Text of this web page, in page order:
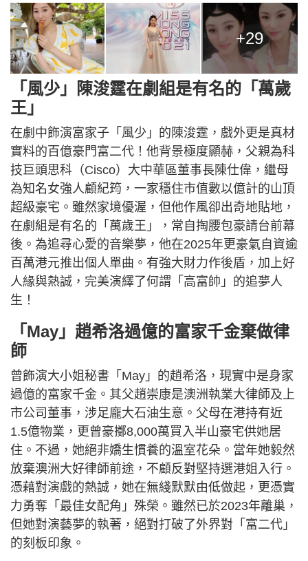
+29
「風少」陳浚霆在劇組是有名的「萬歲
王」
在劇中飾演富家子「風少」的陳浚霆，戲外更是真材
實料的百億豪門富二代！他背景極度顯赫，父親為科
技巨頭思科（Cisco）大中華區董事長陳仕偉，繼母
為知名女強人顧紀筠，一家穩住市值數以億計的山頂
超級豪宅。雖然家境優渥，但他作風卻出奇地貼地，
在劇組是有名的「萬歲王」，常自掏腰包豪請台前幕
後。為追尋心愛的音樂夢，他在2025年更豪氣自資逾
百萬港元推出個人單曲。有強大財力作後盾，加上好
人緣與熱誠，完美演繹了何謂「高富帥」的追夢人
生！
「May」趙希洛過億的富家千金棄做律
師
曾飾演大小姐秘書「May」的趙希洛，現實中是身家
過億的富家千金。其父趙崇康是澳洲執業大律師及上
市公司董事，涉足龐大石油生意。父母在港持有近
1.5億物業，更曾豪擲8,000萬買入半山豪宅供她居
住。不過，她絕非嬌生慣養的溫室花朵。當年她毅然
放棄澳洲大好律師前途，不顧反對堅持選港姐入行。
憑藉對演戲的熱誠，她在無綫默默由低做起，更憑實
力勇奪「最佳女配角」殊榮。雖然已於2023年離巢，
但她對演藝夢的執著，絕對打破了外界對「富二代」
的刻板印象。